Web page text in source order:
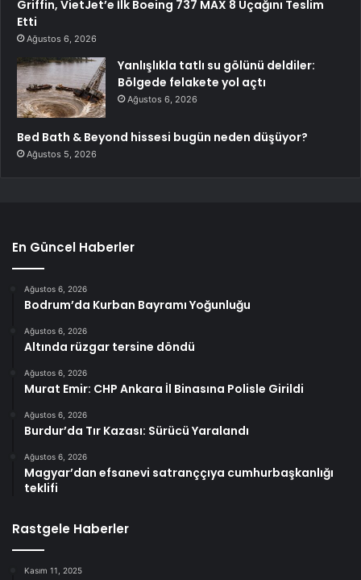
Griffin, VietJet’e İlk Boeing 737 MAX 8 Uçağını Teslim
Etti
Ağustos 6, 2026
Yanlışlıkla tatlı su gölünü deldiler:
Bölgede felakete yol açtı
Ağustos 6, 2026
Bed Bath & Beyond hissesi bugün neden düşüyor?
Ağustos 5, 2026
En Güncel Haberler
Ağustos 6, 2026
Bodrum’da Kurban Bayramı Yoğunluğu
Ağustos 6, 2026
Altında rüzgar tersine döndü
Ağustos 6, 2026
Murat Emir: CHP Ankara İl Binasına Polisle Girildi
Ağustos 6, 2026
Burdur’da Tır Kazası: Sürücü Yaralandı
Ağustos 6, 2026
Magyar’dan efsanevi satranççıya cumhurbaşkanlığı
teklifi
Rastgele Haberler
Kasım 11, 2025